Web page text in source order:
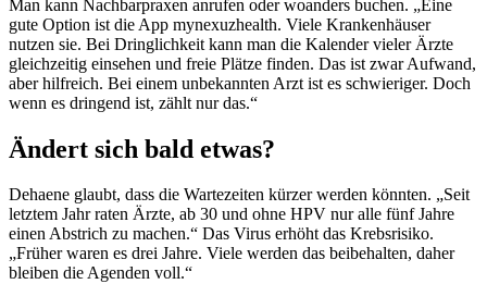
Man kann Nachbarpraxen anrufen oder woanders buchen. „Eine
gute Option ist die App mynexuzhealth. Viele Krankenhäuser
nutzen sie. Bei Dringlichkeit kann man die Kalender vieler Ärzte
gleichzeitig einsehen und freie Plätze finden. Das ist zwar Aufwand,
aber hilfreich. Bei einem unbekannten Arzt ist es schwieriger. Doch
wenn es dringend ist, zählt nur das.“
Ändert sich bald etwas?
Dehaene glaubt, dass die Wartezeiten kürzer werden könnten. „Seit
letztem Jahr raten Ärzte, ab 30 und ohne HPV nur alle fünf Jahre
einen Abstrich zu machen.“ Das Virus erhöht das Krebsrisiko.
„Früher waren es drei Jahre. Viele werden das beibehalten, daher
bleiben die Agenden voll.“